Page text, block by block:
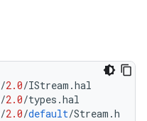
/2.0/IStream .hal
/2.0/types .hal
/2.0/default/Stream .h